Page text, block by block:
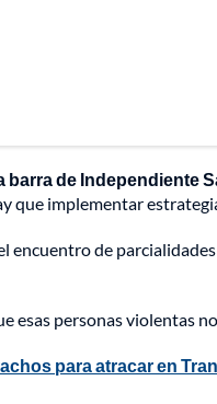
de Independiente
que implementar
de
esas personas violentas
para atracar en